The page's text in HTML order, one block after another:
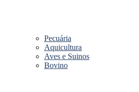
Pecuária
Aquicultura
Aves e Suinos
Bovino